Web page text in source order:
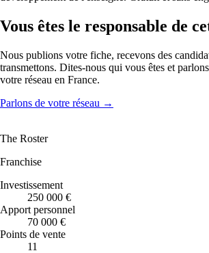
Vous êtes le responsable de
Nous publions votre fiche, recevons des
transmettons. Dites-nous qui vous êtes et
votre réseau en France.
Parlons de votre réseau →
The Roster
Franchise
Investissement
250 000 €
Apport personnel
70 000 €
Points de vente
11